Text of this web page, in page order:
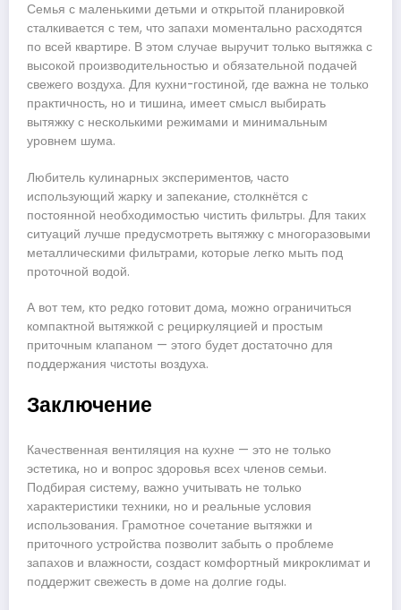
Семья с маленькими детьми и открытой планировкой
сталкивается с тем, что запахи моментально расходятся
по всей квартире. В этом случае выручит только вытяжка с
высокой производительностью и обязательной подачей
свежего воздуха. Для кухни-гостиной, где важна не только
практичность, но и тишина, имеет смысл выбирать
вытяжку с несколькими режимами и минимальным
уровнем шума.
Любитель кулинарных экспериментов, часто
использующий жарку и запекание, столкнётся с
постоянной необходимостью чистить фильтры. Для таких
ситуаций лучше предусмотреть вытяжку с многоразовыми
металлическими фильтрами, которые легко мыть под
проточной водой.
А вот тем, кто редко готовит дома, можно ограничиться
компактной вытяжкой с рециркуляцией и простым
приточным клапаном — этого будет достаточно для
поддержания чистоты воздуха.
Заключение
Качественная вентиляция на кухне — это не только
эстетика, но и вопрос здоровья всех членов семьи.
Подбирая систему, важно учитывать не только
характеристики техники, но и реальные условия
использования. Грамотное сочетание вытяжки и
приточного устройства позволит забыть о проблеме
запахов и влажности, создаст комфортный микроклимат и
поддержит свежесть в доме на долгие годы.